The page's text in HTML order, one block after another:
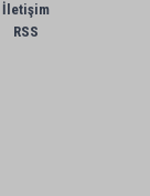
İletişim
RSS